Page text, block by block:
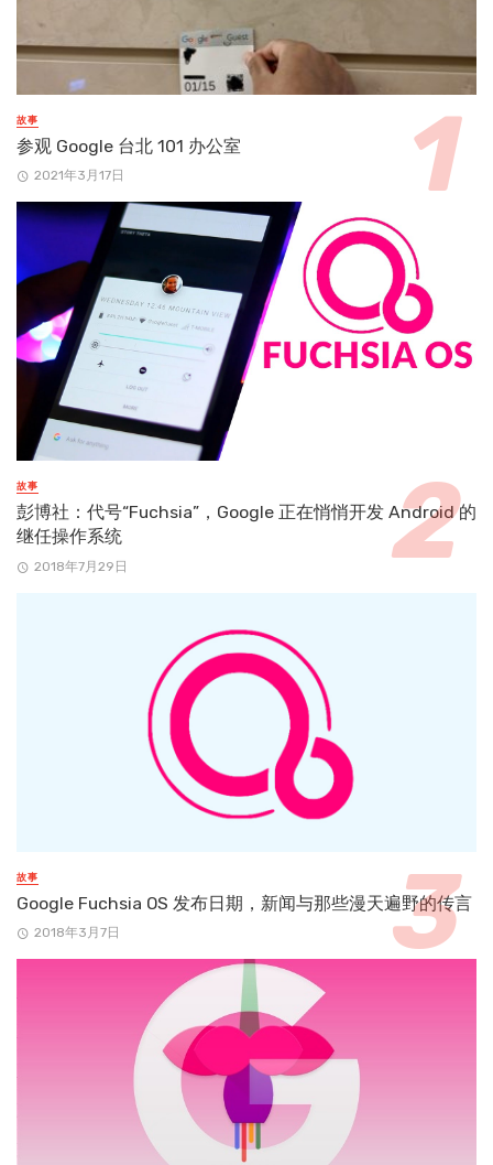
故事
参观 Google 台北 101 办公室
2021年3月17日
故事
彭博社：代号“Fuchsia”，Google 正在悄悄开发 Android 的
继任操作系统
2018年7月29日
故事
Google Fuchsia OS 发布日期，新闻与那些漫天遍野的传言
2018年3月7日